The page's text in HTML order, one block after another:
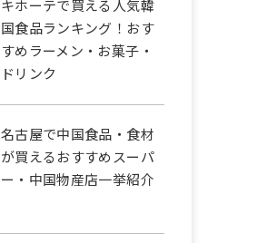
キホーテで買える人気韓
国食品ランキング！おす
すめラーメン・お菓子・
ドリンク
名古屋で中国食品・食材
が買えるおすすめスーパ
ー・中国物産店一挙紹介